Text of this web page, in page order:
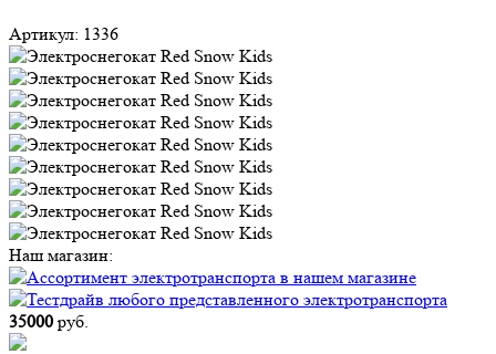
Артикул: 1336
Наш магазин:
35000 руб.